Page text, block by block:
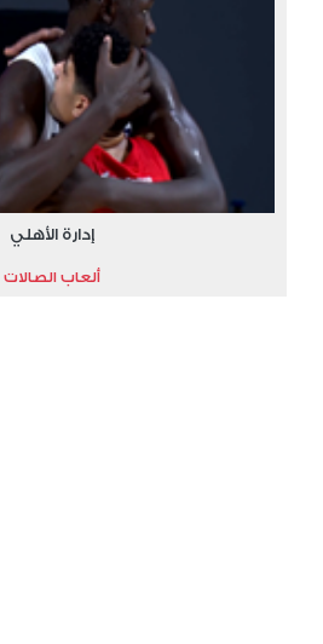
إدارة الأهلي
ألعاب الصالات